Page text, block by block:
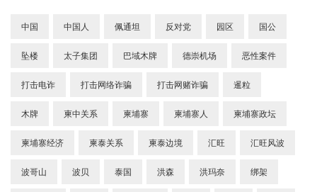
中国 中国人 佩通坦 反对党 园区 国公
坠楼 太子集团 巴域木牌 德崇机场 恶性案件
打击电诈 打击网络诈骗 打击网赌诈骗 暹粒
木牌 柬中关系 柬埔寨 柬埔寨人 柬埔寨政坛
柬埔寨经济 柬泰关系 柬泰边境 汇旺 汇旺风波
波哥山 波贝 泰国 洪森 洪玛奈 绑架